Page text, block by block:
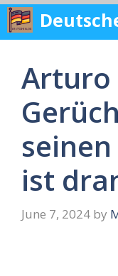
Skip
content
Arturo
seinen
ist
June 7, 2024 by